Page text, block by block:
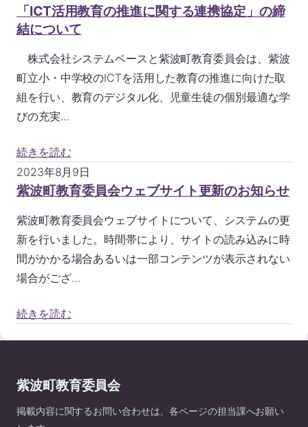
「ICT活用教育の推進に関する連携協定」の締
結について
株式会社システムベースと紫波町教育委員会は、紫波
町立小・中学校のICTを活用した教育の推進に向けた取
組を行い、教育のデジタル化、児童生徒の個別最適な学
びの充実…
続きを読む
2023年8月9日
紫波町教育委員会ウェブサイト更新のお知らせ
紫波町教育委員会ウェブサイトについて、システムの更
新を行いました。時間帯により、サイトの読み込みに時
間がかかる場合あるいは一部コンテンツが表示されない
場合がござ…
続きを読む
紫波町教育委員会
掲載内容に関するお問い合わせは、各ページの担当課へお願い